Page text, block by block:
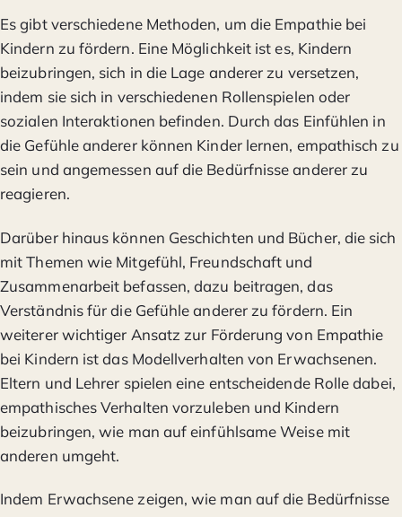
Es gibt verschiedene Methoden, um die Empathie bei
Kindern zu fördern. Eine Möglichkeit ist es, Kindern
beizubringen, sich in die Lage anderer zu versetzen,
indem sie sich in verschiedenen Rollenspielen oder
sozialen Interaktionen befinden. Durch das Einfühlen in
die Gefühle anderer können Kinder lernen, empathisch zu
sein und angemessen auf die Bedürfnisse anderer zu
reagieren.
Darüber hinaus können Geschichten und Bücher, die sich
mit Themen wie Mitgefühl, Freundschaft und
Zusammenarbeit befassen, dazu beitragen, das
Verständnis für die Gefühle anderer zu fördern. Ein
weiterer wichtiger Ansatz zur Förderung von Empathie
bei Kindern ist das Modellverhalten von Erwachsenen.
Eltern und Lehrer spielen eine entscheidende Rolle dabei,
empathisches Verhalten vorzuleben und Kindern
beizubringen, wie man auf einfühlsame Weise mit
anderen umgeht.
Indem Erwachsene zeigen, wie man auf die Bedürfnisse